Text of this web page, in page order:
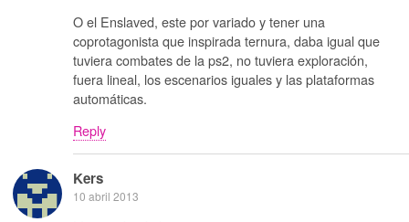
O el Enslaved, este por variado y tener una
coprotagonista que inspirada ternura, daba igual que
tuviera combates de la ps2, no tuviera exploración,
fuera lineal, los escenarios iguales y las plataformas
automáticas.
Reply
Kers
10 abril 2013